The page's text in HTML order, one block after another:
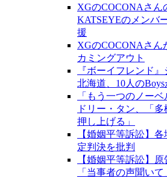
XGのCOCONAさん
KATSEYEのメンバ
援
XGのCOCONAさん
カミングアウト
『ボーイフレンド
北海道、10人の
「もう一つのノー
ドリー・タン、「
押し上げる」
【婚姻平等訴訟】
定判決を批判
【婚姻平等訴訟】
「当事者の声聞いて